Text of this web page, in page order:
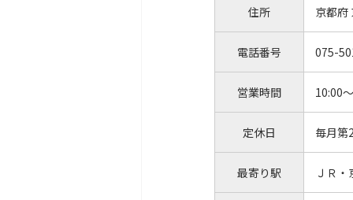
住所 京都府
電話番号 075-
営業時間 10:00
定休日 毎月第
最寄り駅 ＪＲ